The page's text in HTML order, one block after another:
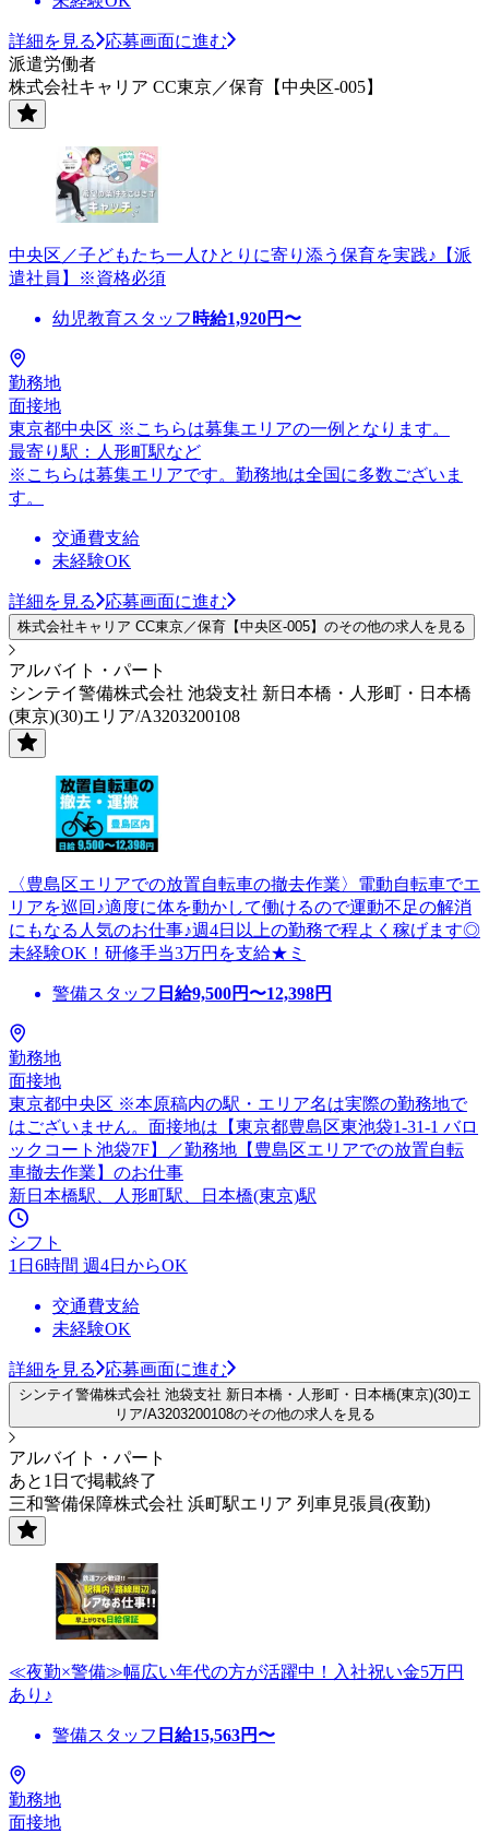
詳細を見る
応募画面に進む
派遣労働者
株式会社キャリア CC東京／保育【中央区-005】
中央区／子どもたち一人ひとりに寄り添う保育を実践♪【派
遣社員】※資格必須
幼児教育スタッフ 時給1,920円〜
勤務地
面接地
東京都中央区 ※こちらは募集エリアの一例となります。
最寄り駅：人形町駅など
※こちらは募集エリアです。勤務地は全国に多数ございま
す。
交通費支給
未経験OK
詳細を見る 応募画面に進む
株式会社キャリア CC東京／保育【中央区-005】のその他の求人を見る
アルバイト・パート
シンテイ警備株式会社 池袋支社 新日本橋・人形町・日本橋
(東京)(30)エリア/A3203200108
〈豊島区エリアでの放置自転車の撤去作業〉電動自転車でエ
リアを巡回♪適度に体を動かして働けるので運動不足の解消
にもなる人気のお仕事♪週4日以上の勤務で程よく稼げます◎
未経験OK！研修手当3万円を支給★ミ
警備スタッフ 日給9,500円〜12,398円
勤務地
面接地
東京都中央区 ※本原稿内の駅・エリア名は実際の勤務地で
はございません。面接地は【東京都豊島区東池袋1-31-1 バロ
ックコート池袋7F】／勤務地【豊島区エリアでの放置自転
車撤去作業】のお仕事
新日本橋駅、人形町駅、日本橋(東京)駅
シフト
1日6時間 週4日からOK
交通費支給
未経験OK
詳細を見る 応募画面に進む
シンテイ警備株式会社 池袋支社 新日本橋・人形町・日本橋(東京)(30)エ
リア/A3203200108のその他の求人を見る
アルバイト・パート
あと1日で掲載終了
三和警備保障株式会社 浜町駅エリア 列車見張員(夜勤)
≪夜勤×警備≫幅広い年代の方が活躍中！入社祝い金5万円
あり♪
警備スタッフ 日給15,563円〜
勤務地
面接地